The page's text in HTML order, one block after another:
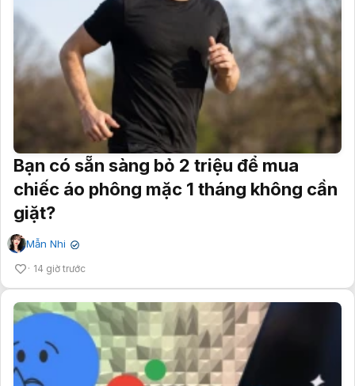
Bạn có sẵn sàng bỏ 2 triệu để mua
chiếc áo phông mặc 1 tháng không cần
giặt?
Mẫn Nhi ✔
14 giờ trước